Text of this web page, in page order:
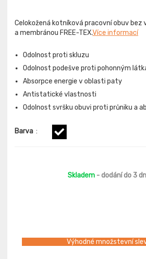
Celokožená kotníková pracovní obuv
a membránou FREE-TEX.Více informací
Odolnost proti skluzu
Odolnost podešve proti pohonným
Absorpce energie v oblasti paty
Antistatické vlastnosti
Odolnost svršku obuvi proti průniku a
Barva :
Skladem - dodání do 3
Výhodné množstevní